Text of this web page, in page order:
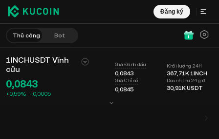
Đăng ký
Thủ công Bot
1INCHUSDT Vĩnh
cửu
0,0843
+0,59% +0,0005
Giá Đánh dấu
0,0843
Giá Chỉ số
0,0845
Khối lượng 24H
367,71K1INCH
Doanh thu 24 giờ
30,91KUSDT
Giao dịch mới